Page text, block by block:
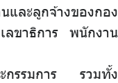
และลูกจ้างของกอง
ลขาธิการ พนักงาน
กรรมการ รวมทั้ง